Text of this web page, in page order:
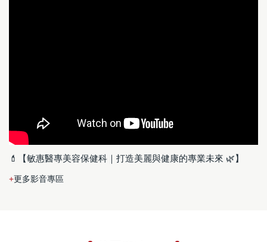
💄【敏惠醫專美容保健科｜打造美麗與健康的專業未來 🌿】
更多影音專區